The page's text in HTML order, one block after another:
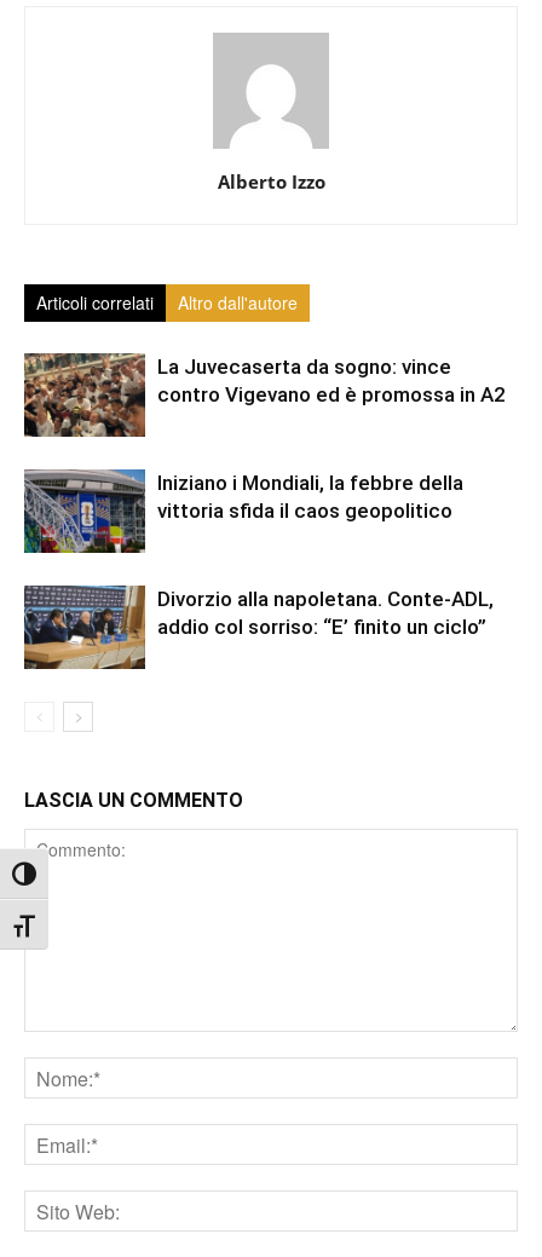
Attiva/disattiva alto contrasto
Attiva/disattiva dimensione testo
Alberto Izzo
Articoli correlati Altro dall'autore
La Juvecaserta da sogno: vince
contro Vigevano ed è promossa in A2
Iniziano i Mondiali, la febbre della
vittoria sfida il caos geopolitico
Divorzio alla napoletana. Conte-ADL,
addio col sorriso: “E’ finito un ciclo”
LASCIA UN COMMENTO
Comment
Nome
Email
Sito
web